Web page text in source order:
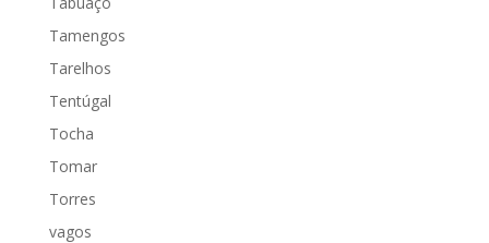
Tamengos
Tarelhos
Tentúgal
Tocha
Tomar
Torres
vagos